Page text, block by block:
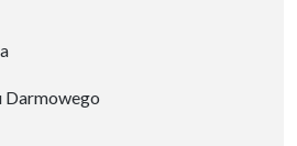
Darmowego